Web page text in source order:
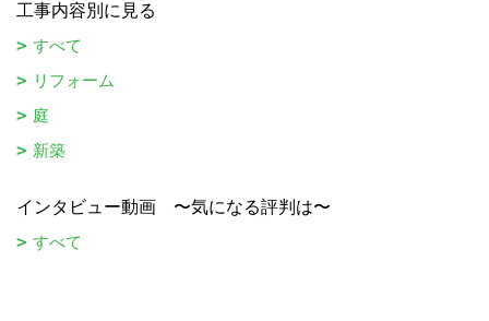
工事内容別に見る
すべて
リフォーム
庭
新築
インタビュー動画 〜気になる評判は〜
すべて